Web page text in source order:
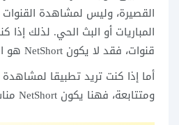
القصيرة، وليس لمشاهدة القنوات
المباريات أو البث الحي. لذلك
قنوات، فقد لا يكون NetShort هو الخيار المناسب.
أما إذا كنت تريد تطبيقا
ومتتابعة، فهنا يكون NetShort مناسبًا أكثر.